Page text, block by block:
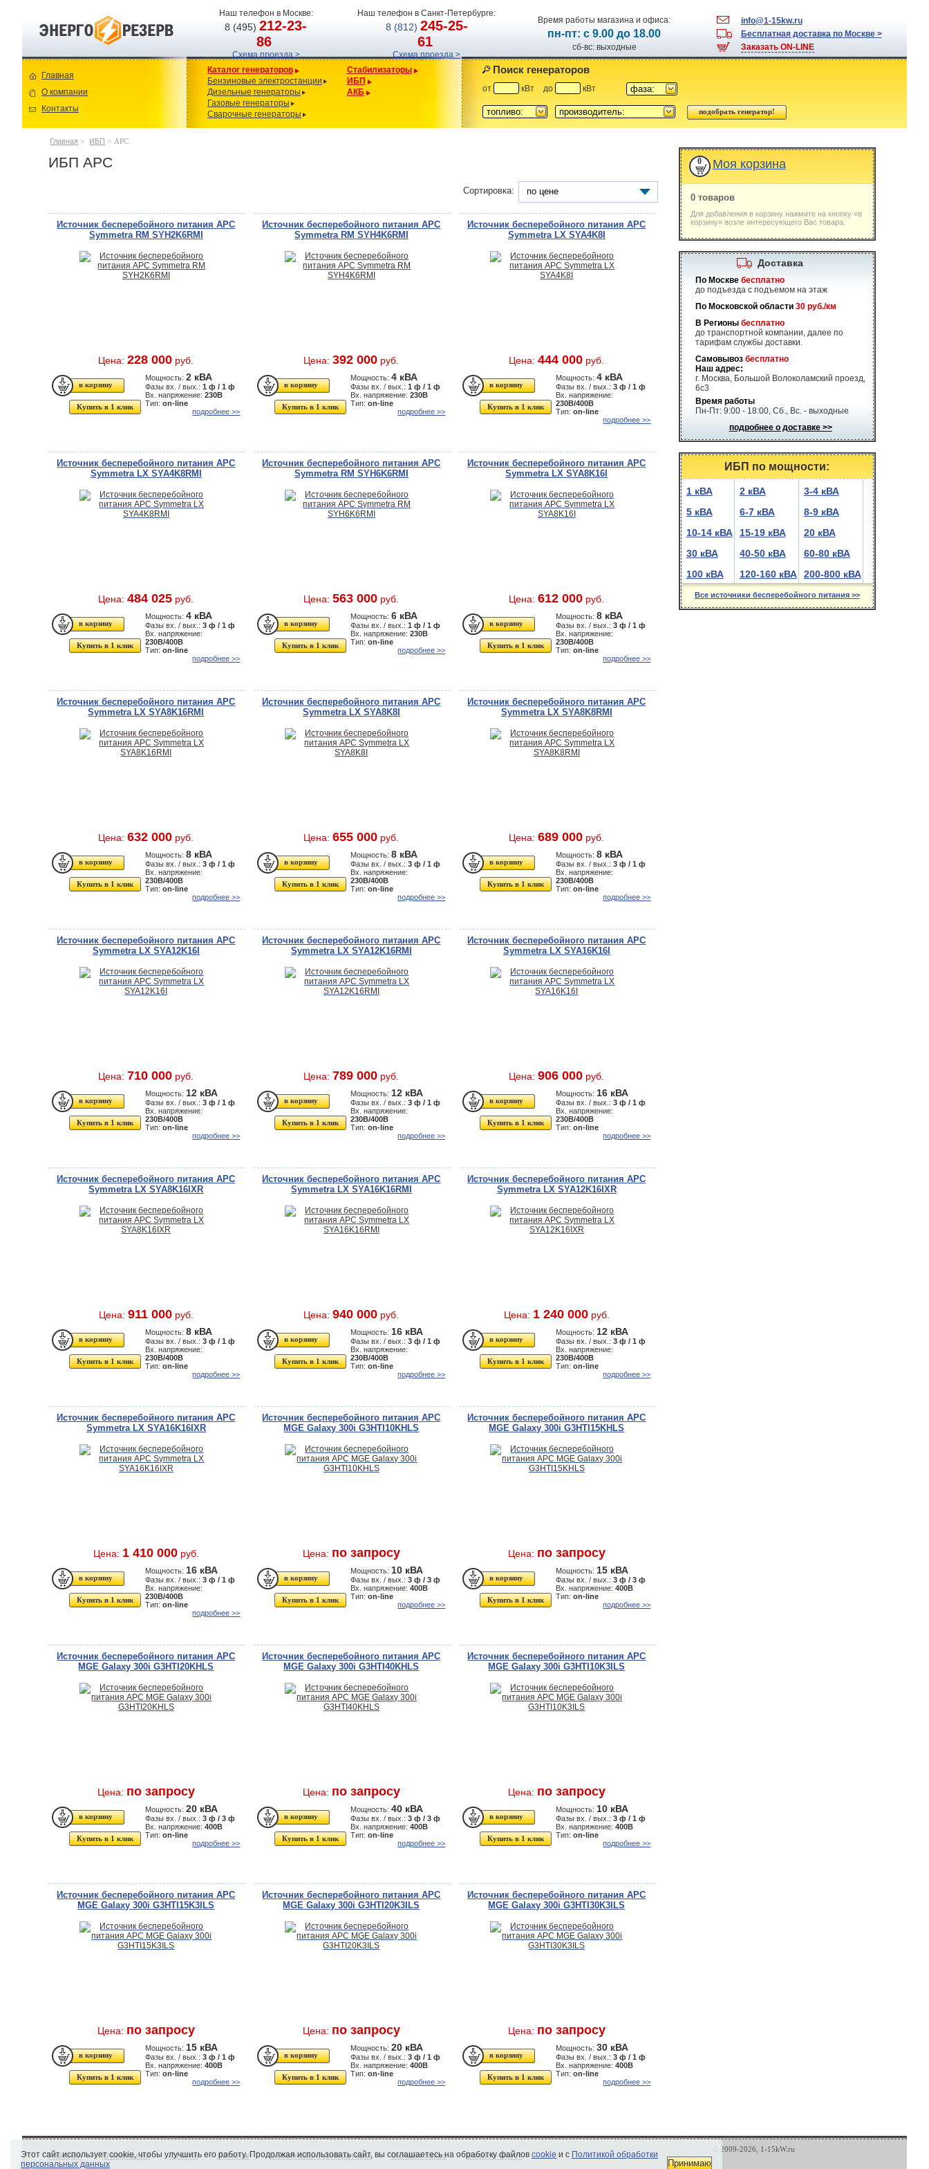
Наш телефон в Москве:
8 (495)212-23-
86
Схема проезда >
Наш телефон в Санкт-Петербурге:
8 (812) 245-25-
61
Схема проезда >
Время работы магазина и офиса:
пн-пт: с 9.00 до 18.00
сб-вс: выходные
info@1-15kw.ru
Бесплатная доставка по Москве >
Заказать ON-LINE
Главная
О компании
Контакты
Каталог генераторов
Бензиновые электростанции
Дизельные генераторы
Газовые генераторы
Сварочные генераторы
Стабилизаторы
ИБП
АКБ
Поиск генераторов
от кВт до кВт фаза:
топливо: производитель:
Главная > ИБП > APC
ИБП APC
Сортировка: по цене
Источник бесперебойного питания APC
Symmetra RM SYH2K6RMI
Цена:228 000 руб.
Купить в 1 клик
Мощность:2 кВА
Фазы вх. / вых.:1 ф / 1 ф
Вх. напряжение:230В
Тип:on-line
подробнее >>
Источник бесперебойного питания APC
Symmetra RM SYH4K6RMI
Цена:392 000 руб.
Купить в 1 клик
Мощность:4 кВА
Фазы вх. / вых.:1 ф / 1 ф
Вх. напряжение:230В
Тип:on-line
подробнее >>
Источник бесперебойного питания APC
Symmetra LX SYA4K8I
Цена:444 000 руб.
Купить в 1 клик
Мощность:4 кВА
Фазы вх. / вых.:3 ф / 1 ф
Вх. напряжение:
230В/400В
Тип:on-line
подробнее >>
Источник бесперебойного питания APC
Symmetra LX SYA4K8RMI
Цена:484 025 руб.
Купить в 1 клик
Мощность:4 кВА
Фазы вх. / вых.:3 ф / 1 ф
Вх. напряжение:
230В/400В
Тип:on-line
подробнее >>
Источник бесперебойного питания APC
Symmetra RM SYH6K6RMI
Цена:563 000 руб.
Купить в 1 клик
Мощность:6 кВА
Фазы вх. / вых.:1 ф / 1 ф
Вх. напряжение:230В
Тип:on-line
подробнее >>
Источник бесперебойного питания APC
Symmetra LX SYA8K16I
Цена:612 000 руб.
Купить в 1 клик
Мощность:8 кВА
Фазы вх. / вых.:3 ф / 1 ф
Вх. напряжение:
230В/400В
Тип:on-line
подробнее >>
Источник бесперебойного питания APC
Symmetra LX SYA8K16RMI
Цена:632 000 руб.
Купить в 1 клик
Мощность:8 кВА
Фазы вх. / вых.:3 ф / 1 ф
Вх. напряжение:
230В/400В
Тип:on-line
подробнее >>
Источник бесперебойного питания APC
Symmetra LX SYA8K8I
Цена:655 000 руб.
Купить в 1 клик
Мощность:8 кВА
Фазы вх. / вых.:3 ф / 1 ф
Вх. напряжение:
230В/400В
Тип:on-line
подробнее >>
Источник бесперебойного питания APC
Symmetra LX SYA8K8RMI
Цена:689 000 руб.
Купить в 1 клик
Мощность:8 кВА
Фазы вх. / вых.:3 ф / 1 ф
Вх. напряжение:
230В/400В
Тип:on-line
подробнее >>
Источник бесперебойного питания APC
Symmetra LX SYA12K16I
Цена:710 000 руб.
Купить в 1 клик
Мощность: 12 кВА
Фазы вх. / вых.:3 ф / 1 ф
Вх. напряжение:
230В/400В
Тип:on-line
подробнее >>
Источник бесперебойного питания APC
Symmetra LX SYA12K16RMI
Цена:789 000 руб.
Купить в 1 клик
Мощность: 12 кВА
Фазы вх. / вых.:3 ф / 1 ф
Вх. напряжение:
230В/400В
Тип:on-line
подробнее >>
Источник бесперебойного питания APC
Symmetra LX SYA16K16I
Цена:906 000 руб.
Купить в 1 клик
Мощность: 16 кВА
Фазы вх. / вых.:3 ф / 1 ф
Вх. напряжение:
230В/400В
Тип:on-line
подробнее >>
Источник бесперебойного питания APC
Symmetra LX SYA8K16IXR
Цена: 911 000руб.
Купить в 1 клик
Мощность:8 кВА
Фазы вх. / вых.:3 ф / 1 ф
Вх. напряжение:
230В/400В
Тип:on-line
подробнее >>
Источник бесперебойного питания APC
Symmetra LX SYA16K16RMI
Цена:940 000 руб.
Купить в 1 клик
Мощность: 16 кВА
Фазы вх. / вых.:3 ф / 1 ф
Вх. напряжение:
230В/400В
Тип:on-line
подробнее >>
Источник бесперебойного питания APC
Symmetra LX SYA12K16IXR
Цена: 1 240 000руб.
Купить в 1 клик
Мощность: 12 кВА
Фазы вх. / вых.:3 ф / 1 ф
Вх. напряжение:
230В/400В
Тип:on-line
подробнее >>
Источник бесперебойного питания APC
Symmetra LX SYA16K16IXR
Цена: 1 410 000руб.
Купить в 1 клик
Мощность: 16 кВА
Фазы вх. / вых.:3 ф / 1 ф
Вх. напряжение:
230В/400В
Тип:on-line
подробнее >>
Источник бесперебойного питания APC
MGE Galaxy 300i G3HTI10KHLS
Цена: по запросу
Купить в 1 клик
Мощность: 10 кВА
Фазы вх. / вых.:3 ф / 3 ф
Вх. напряжение:400В
Тип:on-line
подробнее >>
Источник бесперебойного питания APC
MGE Galaxy 300i G3HTI15KHLS
Цена: по запросу
Купить в 1 клик
Мощность: 15 кВА
Фазы вх. / вых.:3 ф / 3 ф
Вх. напряжение:400В
Тип:on-line
подробнее >>
Источник бесперебойного питания APC
MGE Galaxy 300i G3HTI20KHLS
Цена: по запросу
Купить в 1 клик
Мощность:20 кВА
Фазы вх. / вых.:3 ф / 3 ф
Вх. напряжение:400В
Тип:on-line
подробнее >>
Источник бесперебойного питания APC
MGE Galaxy 300i G3HTI40KHLS
Цена: по запросу
Купить в 1 клик
Мощность:40 кВА
Фазы вх. / вых.:3 ф / 3 ф
Вх. напряжение:400В
Тип:on-line
подробнее >>
Источник бесперебойного питания APC
MGE Galaxy 300i G3HTI10K3ILS
Цена: по запросу
Купить в 1 клик
Мощность: 10 кВА
Фазы вх. / вых.:3 ф / 1 ф
Вх. напряжение:400В
Тип:on-line
подробнее >>
Источник бесперебойного питания APC
MGE Galaxy 300i G3HTI15K3ILS
Цена: по запросу
Купить в 1 клик
Мощность: 15 кВА
Фазы вх. / вых.:3 ф / 1 ф
Вх. напряжение:400В
Тип:on-line
подробнее >>
Источник бесперебойного питания APC
MGE Galaxy 300i G3HTI20K3ILS
Цена: по запросу
Купить в 1 клик
Мощность:20 кВА
Фазы вх. / вых.:3 ф / 1 ф
Вх. напряжение:400В
Тип:on-line
подробнее >>
Источник бесперебойного питания APC
MGE Galaxy 300i G3HTI30K3ILS
Цена: по запросу
Купить в 1 клик
Мощность:30 кВА
Фазы вх. / вых.:3 ф / 1 ф
Вх. напряжение:400В
Тип:on-line
подробнее >>
0 Моя корзина
0 товаров
Для добавления в корзину нажмите на кнопку «в
корзину» возле интересующего Вас товара.
Доставка
По Москве бесплатно
до подъезда с подъемом на этаж
По Московской области 30 руб./км
В Регионы бесплатно
до транспортной компании, далее по
тарифам службы доставки.
Самовывоз бесплатно
Наш адрес:
г. Москва, Большой Волоколамский проезд,
6с3
Время работы
Пн-Пт: 9:00 - 18:00, Сб., Вс. - выходные
подробнее о доставке >>
ИБП по мощности:
1 кВА 2 кВА
3-4 кВА
5 кВА
6-7 кВА
8-9 кВА
10-14 кВА
15-19 кВА
20 кВА
30 кВА
40-50 кВА
60-80 кВА
100 кВА
120-160 кВА 200-800 кВА
Все источники бесперебойного питания >>
© 2009-2026, 1-15kW.ru
Главная О компании Статьи Каталог Бензиновые генераторы Онлайн-заказ Вопрос-ответ
Этот сайт использует cookie, чтобы улучшить его работу. Продолжая использовать сайт, вы соглашаетесь на обработку файлов cookie и с Политикой обработки
персональных данных